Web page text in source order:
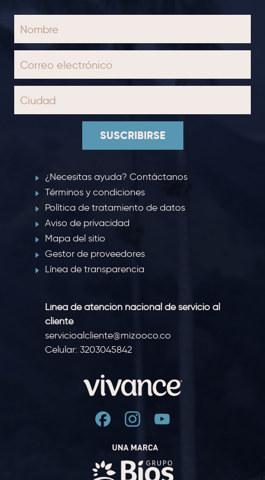
SUSCRIBIRSE
¿Necesitas ayuda? Contáctanos
Términos y condiciones
Política de tratamiento de datos
Aviso de privacidad
Mapa del sitio
Gestor de proveedores
Línea de transparencia
Línea de atención nacional de servicio al
cliente
servicioalcliente@mizooco.co
Celular: 3203045842